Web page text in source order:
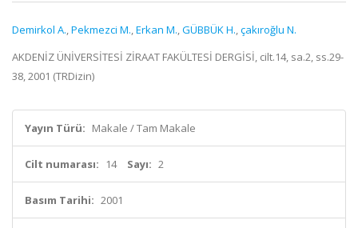
Demirkol A.,Pekmezci M.,Erkan M.,GÜBBÜK H.,çakıroğlu N.
AKDENİZ ÜNİVERSİTESİ ZİRAAT FAKÜLTESİ DERGİSİ, cilt.14, sa.2, ss.29-
38, 2001 (TRDizin)
Yayın Türü: Makale / Tam Makale
Cilt numarası: 14 Sayı: 2
Basım Tarihi: 2001